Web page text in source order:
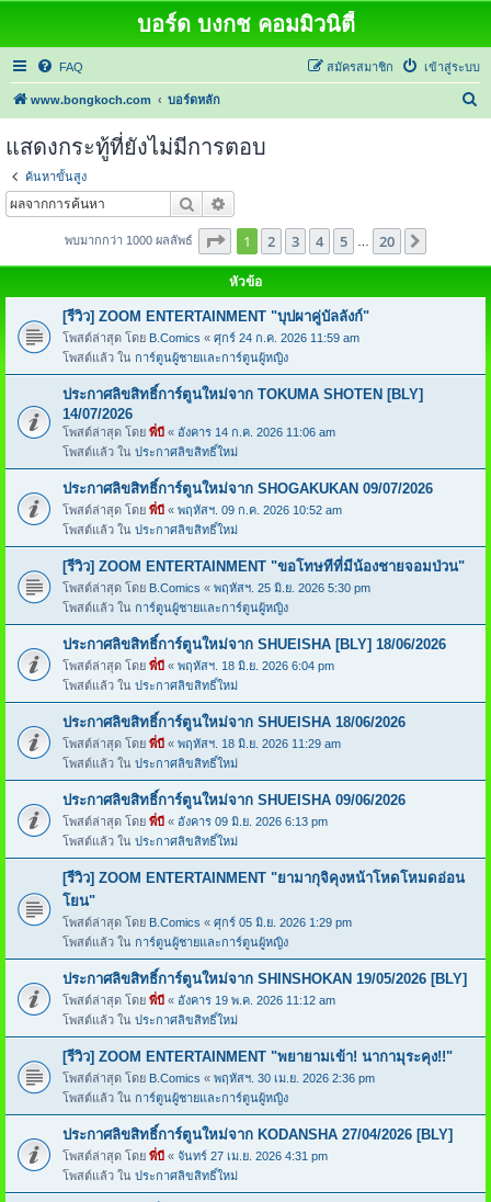
บอร์ด บงกช คอมมิวนิตี้
FAQ เข้าสู่ระบบ
สมัครสมาชิก
www.bongkoch.com บอร์ดหลัก
แสดงกระทู้ที่ยังไม่มีการตอบ
ค้นหาขั้นสูง
ค้นหา
พบมากกว่า 1000 ผลลัพธ์ หน้า จากทั้งหมด 20
1 2 3 4 5 20
หัวข้อ
[รีวิว] ZOOM ENTERTAINMENT "บุปผาคู่บัลลังก์"
โพสต์ล่าสุด โดย B.Comics « ศุกร์ 24 ก.ค. 2026 11:59 am
โพสต์แล้ว ใน การ์ตูนผู้ชายและการ์ตูนผู้หญิง
ประกาศลิขสิทธิ์การ์ตูนใหม่จาก TOKUMA SHOTEN [BLY]
14/07/2026
โพสต์ล่าสุด โดย พี่บี « อังคาร 14 ก.ค. 2026 11:06 am
โพสต์แล้ว ใน ประกาศลิขสิทธิ์ใหม่
ประกาศลิขสิทธิ์การ์ตูนใหม่จาก SHOGAKUKAN 09/07/2026
โพสต์ล่าสุด โดย พี่บี « พฤหัสฯ. 09 ก.ค. 2026 10:52 am
โพสต์แล้ว ใน ประกาศลิขสิทธิ์ใหม่
[รีวิว] ZOOM ENTERTAINMENT "ขอโทษทีที่มีน้องชายจอมป่วน"
โพสต์ล่าสุด โดย B.Comics « พฤหัสฯ. 25 มิ.ย. 2026 5:30 pm
โพสต์แล้ว ใน การ์ตูนผู้ชายและการ์ตูนผู้หญิง
ประกาศลิขสิทธิ์การ์ตูนใหม่จาก SHUEISHA [BLY] 18/06/2026
โพสต์ล่าสุด โดย พี่บี « พฤหัสฯ. 18 มิ.ย. 2026 6:04 pm
โพสต์แล้ว ใน ประกาศลิขสิทธิ์ใหม่
ประกาศลิขสิทธิ์การ์ตูนใหม่จาก SHUEISHA 18/06/2026
โพสต์ล่าสุด โดย พี่บี « พฤหัสฯ. 18 มิ.ย. 2026 11:29 am
โพสต์แล้ว ใน ประกาศลิขสิทธิ์ใหม่
ประกาศลิขสิทธิ์การ์ตูนใหม่จาก SHUEISHA 09/06/2026
โพสต์ล่าสุด โดย พี่บี « อังคาร 09 มิ.ย. 2026 6:13 pm
โพสต์แล้ว ใน ประกาศลิขสิทธิ์ใหม่
[รีวิว] ZOOM ENTERTAINMENT "ยามากุจิคุงหน้าโหดโหมดอ่อน
โยน"
โพสต์ล่าสุด โดย B.Comics « ศุกร์ 05 มิ.ย. 2026 1:29 pm
โพสต์แล้ว ใน การ์ตูนผู้ชายและการ์ตูนผู้หญิง
ประกาศลิขสิทธิ์การ์ตูนใหม่จาก SHINSHOKAN 19/05/2026 [BLY]
โพสต์ล่าสุด โดย พี่บี « อังคาร 19 พ.ค. 2026 11:12 am
โพสต์แล้ว ใน ประกาศลิขสิทธิ์ใหม่
[รีวิว] ZOOM ENTERTAINMENT "พยายามเข้า! นากามุระคุง!!"
โพสต์ล่าสุด โดย B.Comics « พฤหัสฯ. 30 เม.ย. 2026 2:36 pm
โพสต์แล้ว ใน การ์ตูนผู้ชายและการ์ตูนผู้หญิง
ประกาศลิขสิทธิ์การ์ตูนใหม่จาก KODANSHA 27/04/2026 [BLY]
โพสต์ล่าสุด โดย พี่บี « จันทร์ 27 เม.ย. 2026 4:31 pm
โพสต์แล้ว ใน ประกาศลิขสิทธิ์ใหม่